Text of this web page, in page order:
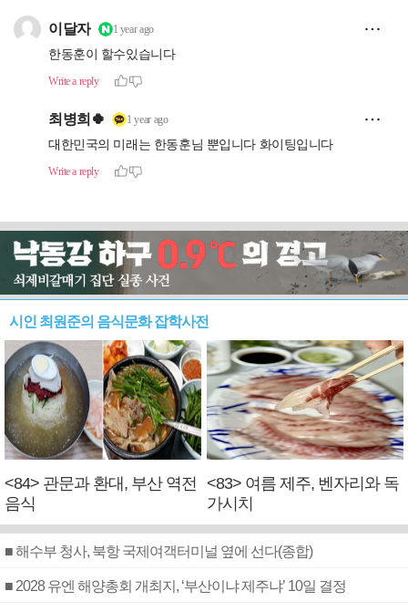
시인 최원준의 음식문화 잡학사전
<84> 관문과 환대, 부산 역전
음식
<83> 여름 제주, 벤자리와 독
가시치
■ 해수부 청사, 북항 국제여객터미널 옆에 선다(종합)
■ 2028 유엔 해양총회 개최지, ‘부산이냐 제주냐’ 10일 결정